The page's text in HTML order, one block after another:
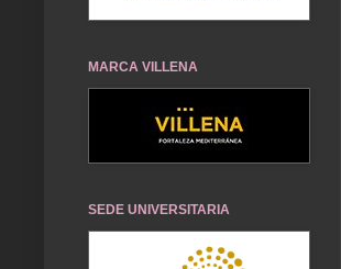
MARCA VILLENA
SEDE UNIVERSITARIA